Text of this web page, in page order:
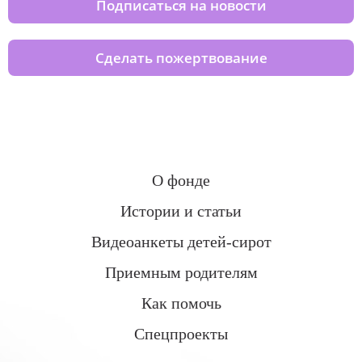
Подписаться на новости
Сделать пожертвование
О фонде
Истории и статьи
Видеоанкеты детей-сирот
Приемным родителям
Как помочь
Спецпроекты